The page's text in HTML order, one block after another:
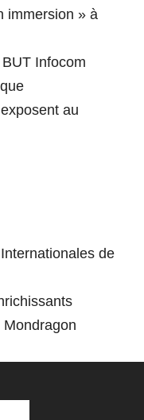
immersion » à
Infocom
au
de
Mondragon